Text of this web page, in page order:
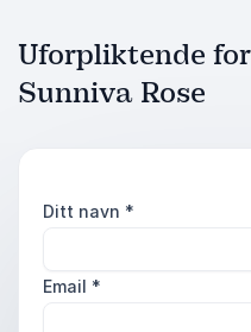
Uforpliktende
Sunniva Rose
Ditt navn *
Email *